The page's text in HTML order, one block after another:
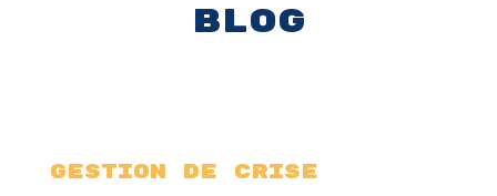
BLOG
Gestion de crise